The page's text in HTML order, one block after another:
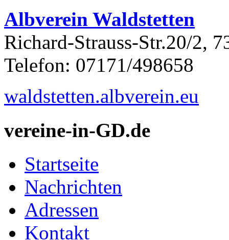
Albverein Waldstetten
Richard-Strauss-Str.20/2,
Telefon: 07171/498658
waldstetten.albverein.eu
vereine-in-GD.de
Startseite
Nachrichten
Adressen
Kontakt